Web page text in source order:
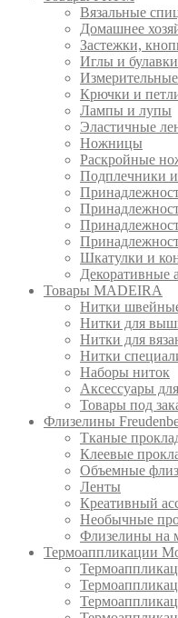
Вязальные
Домашнее
Застежки,
Иглы и булавки
Крючки и
Лампы и лупы
Эластичные
Ножницы
Раскройные
Подплечники
Шкатулки и
Декоративные
Товары MADEIRA
Нитки
Нитки для
Нитки для
Нитки
Наборы ниток
Аксессуары
Товары под
Флизелины
Тканые
Клеевые
Объемные
Ленты
Креативный
Необычные
Флизелины на
Термоаппликации